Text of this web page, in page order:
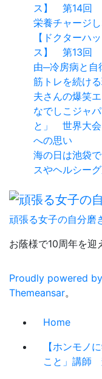
ス】 第14回
栄養チャージ
【ドクターハ
ス】 第13回
由─冷房病と自
筋トレを続け
夫さんの爆笑
なでしこジャ
と」 世界大会
への思い
海の日は池袋
スやヘルシー
頑張る女子の自分磨
お蔭様で10周年を迎
Proudly powered
Themeansar。
Home
【ホンモノ
こと」講師